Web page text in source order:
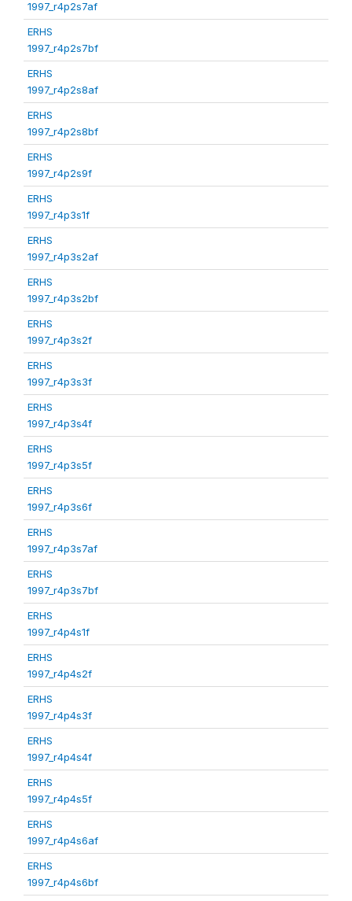
1997_r4p2s7af
ERHS
1997_r4p2s7bf
ERHS
1997_r4p2s8af
ERHS
1997_r4p2s8bf
ERHS
1997_r4p2s9f
ERHS
1997_r4p3s1f
ERHS
1997_r4p3s2af
ERHS
1997_r4p3s2bf
ERHS
1997_r4p3s2f
ERHS
1997_r4p3s3f
ERHS
1997_r4p3s4f
ERHS
1997_r4p3s5f
ERHS
1997_r4p3s6f
ERHS
1997_r4p3s7af
ERHS
1997_r4p3s7bf
ERHS
1997_r4p4s1f
ERHS
1997_r4p4s2f
ERHS
1997_r4p4s3f
ERHS
1997_r4p4s4f
ERHS
1997_r4p4s5f
ERHS
1997_r4p4s6af
ERHS
1997_r4p4s6bf